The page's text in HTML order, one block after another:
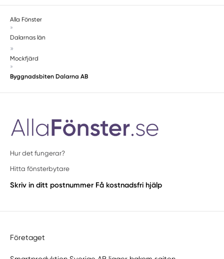
Alla Fönster
»
Dalarnas län
»
Mockfjärd
»
Byggnadsbiten Dalarna AB
Hur det fungerar?
Hitta fönsterbytare
Skriv in ditt postnummer Få kostnadsfri hjälp
Företaget